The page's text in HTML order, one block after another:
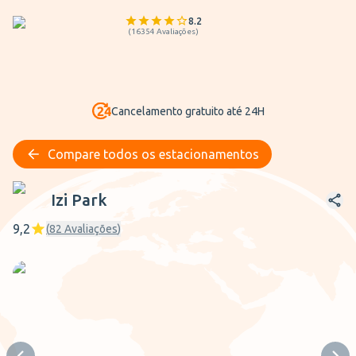
8.2
(16354 Avaliações)
Cancelamento gratuito até 24H
Compare todos os estacionamentos
Izi Park
Izi Park
9,2 (82 Avaliações)